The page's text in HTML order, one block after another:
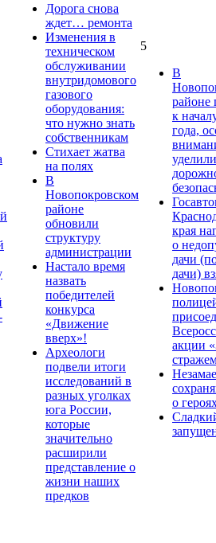
Дорога снова
ждет… ремонта
Изменения в
техническом
обслуживании
внутридомового
газового
оборудования:
что нужно знать
собственникам
Стихает жатва
на полях
В
Новопокровском
районе
обновили
структуру
администрации
Настало время
назвать
победителей
конкурса
«Движение
вверх»!
Археологи
подвели итоги
исследований в
разных уголках
юга России,
которые
значительно
расширили
представление о
жизни наших
предков
5
В
районе
к
года,
уделили
края
о
дачи
дачи)
акции
о